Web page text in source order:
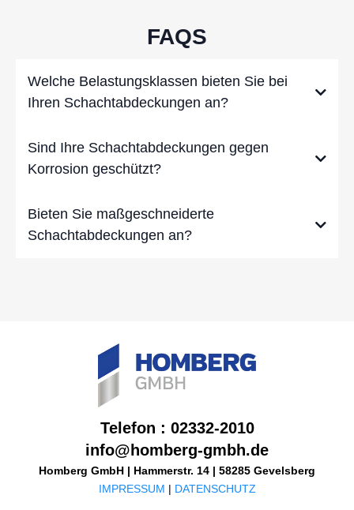
FAQS
Welche Belastungsklassen bieten Sie bei
Ihren Schachtabdeckungen an?
Sind Ihre Schachtabdeckungen gegen
Korrosion geschützt?
Bieten Sie maßgeschneiderte
Schachtabdeckungen an?
Telefon : 02332-2010
info@homberg-gmbh.de
Homberg GmbH | Hammerstr. 14 | 58285 Gevelsberg
IMPRESSUM | DATENSCHUTZ